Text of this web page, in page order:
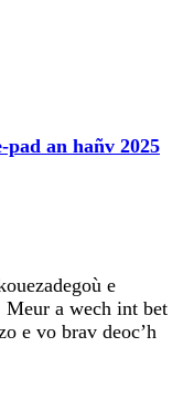
pad an hañv 2025
e
Meur a wech int bet
e vo brav deoc’h